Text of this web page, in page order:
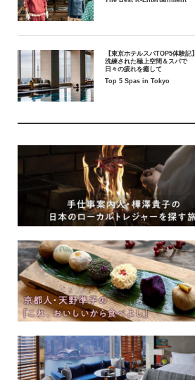
【東京ホテルスパTOP5体験記】
洗練された極上空間＆スパで
日々の疲れを癒して
Top 5 Spas in Tokyo